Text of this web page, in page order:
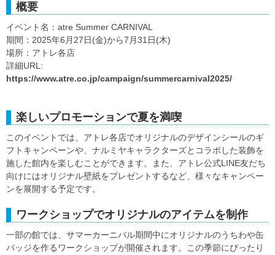
概要
イベント名：atre Summer CARNIVAL
期間：2025年6月27日(金)から7月31日(木)
場所：アトレ各店
詳細URL:
https://www.atre.co.jp/campaign/summercarnival2025/
楽しいプロモーションで夏を満喫
このイベントでは、アトレ各店でオリジナルのデザインシールのギ
フトキャンペーンや、ナルミヤキャラクターズとコラボした装飾を
施した館内を楽しむことができます。また、アトレ公式LINE友だち
向けにはオリジナル壁紙をプレゼントするなど、様々なキャンペー
ンを展開する予定です。
ワークショップでオリジナルのアイテムを制作
一部の館では、サマーカーニバル期間中にオリジナルのうちわや缶
バッジを作るワークショップが開催されます。この季節にぴったり